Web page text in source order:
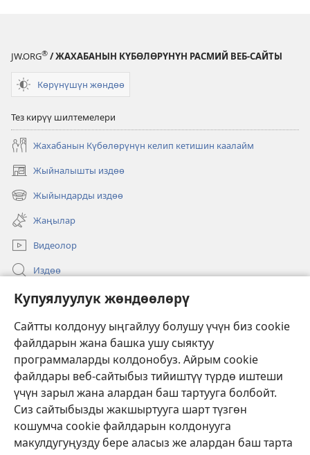
Купуялуулук жөндөөлөрү
Сайтты колдонуу ыңгайлуу болушу үчүн биз cookie
файлдарын жана башка ушу сыяктуу
программаларды колдонобуз. Айрым cookie
файлдары веб-сайтыбыз тийиштүү түрдө иштеши
үчүн зарыл жана алардан баш тартууга болбойт.
Сиз сайтыбызды жакшыртууга шарт түзгөн
кошумча cookie файлдарын колдонууга
макулдугуңузду бере аласыз же алардан баш тарта
менен
JW.ORG® / ЖАХАБАНЫН КҮБӨЛӨРҮНҮН РАСМИЙ ВЕБ-САЙТЫ
Көрүнүшүн жөндөө
Тез кирүү шилтемелери
Жахабанын Күбөлөрүнүн келип кетишин каалайм
Жыйналышты издөө
(жаңы
терезе
ачат)
Жыйындарды издөө
(жаңы
терезе
ачат)
Жаңылар
Видеолор
Издөө
Бийлик өкүлдөрү үчүн маалымат
Тартуулар
(жаңы
терезе
ачат)
ОНЛАЙН КИТЕПКАНА
(жаңы
терезе
ачат) JW Hub
(жаңы
терезе